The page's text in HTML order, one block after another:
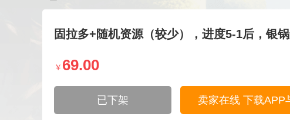
固拉多+随机资源（较少），进度5-1后，银
￥ 69.00
已下架 卖家在线 下载APP